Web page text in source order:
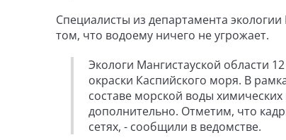
Специалисты из департамента
том, что водоему ничего не угрожает.
Экологи Мангистауской области
окраски Каспийского моря. В
составе морской воды
дополнительно. Отметим, что
сетях, - сообщили в ведомстве.